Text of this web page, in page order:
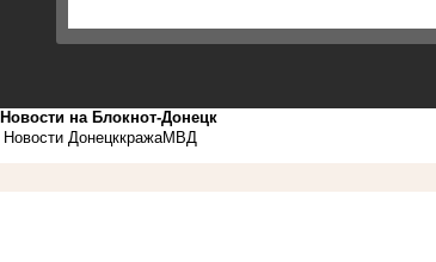
Новости на Блoкнoт-Донецк
Новости ДонецккражаМВД